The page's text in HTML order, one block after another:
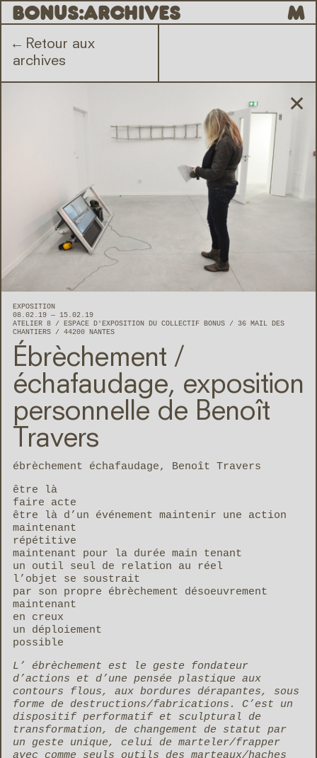
BONUS:ARCHIVES M
← Retour aux
archives
✕
EXPOSITION
08.02.19 — 15.02.19
ATELIER 8
ESPACE D'EXPOSITION DU COLLECTIF BONUS
36 MAIL DES
CHANTIERS
44200 NANTES
Ébrèchement /
échafaudage, exposition
personnelle de Benoît
Travers
ébrèchement échafaudage, Benoît Travers
être là
faire acte
être là d’un événement maintenir une action
maintenant
répétitive
maintenant pour la durée main tenant
un outil seul de relation au réel
l’objet se soustrait
par son propre ébrèchement désoeuvrement
maintenant
en creux
un déploiement
possible
L’ ébrèchement est le geste fondateur
d’actions et d’une pensée plastique aux
contours flous, aux bordures dérapantes, sous
forme de destructions/fabrications. C’est un
dispositif performatif et sculptural de
transformation, de changement de statut par
un geste unique, celui de marteler/frapper